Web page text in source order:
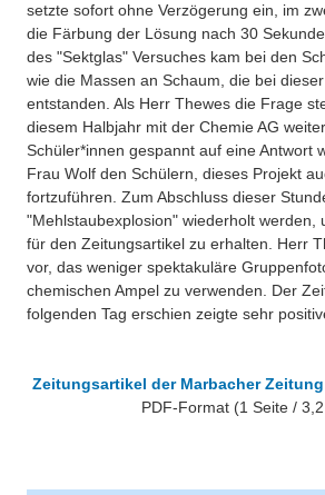
setzte sofort ohne Verzögerung ein, im
die Färbung der Lösung nach 30
des "Sektglas" Versuches kam bei den
wie die Massen an Schaum, die bei
entstanden. Als Herr Thewes die Frage
diesem Halbjahr mit der Chemie AG
Schüler*innen gespannt auf eine Antwort
Frau Wolf den Schülern, dieses Projekt
fortzuführen. Zum Abschluss dieser
"Mehlstaubexplosion" wiederholt werden,
für den Zeitungsartikel zu erhalten. Herr
vor, das weniger spektakuläre
chemischen Ampel zu verwenden. Der
folgenden Tag erschien zeigte sehr
Zeitungsartikel der Marbacher Zeitung
PDF-Format (1 Seite /